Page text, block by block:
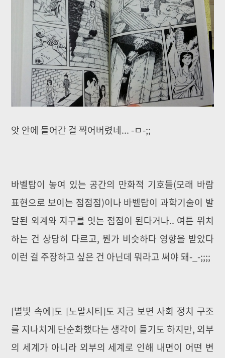
앗 안에 들어간 걸 찍어버렸네... -ㅁ-;;
바벨탑이 놓여 있는 공간의 만화적 기호들(모래 바람
표현으로 보이는 점점점)이나 바벨탑이 과학기술이 발
달된 외계와 지구를 잇는 접점이 된다거나.. 여튼 위치
하는 건 상당히 다르고, 뭔가 비슷하다 영향을 받았다
이런 걸 주장하고 싶은 건 아닌데 뭐라고 써야 돼-_-;;;;
[별빛 속에]도 [노말시티]도 지금 보면 사회 정치 구조
를 지나치게 단순화했다는 생각이 들기도 하지만, 외부
의 세계가 아니라 외부의 세계로 인해 내면이 어떤 변